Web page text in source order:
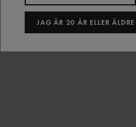
JAG ÄR 20 ÅR ELLER ÄLDRE